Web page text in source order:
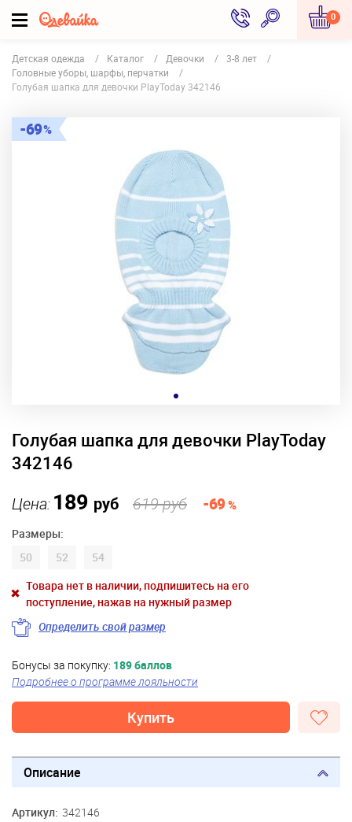
0
Детская одежда Каталог Девочки
3-8 лет
Головные уборы, шарфы, перчатки
Голубая шапка для девочки PlayToday 342146
69
Голубая шапка для девочки PlayToday
342146
Цена:189 руб 619 руб -69%
Размеры:
50
52
54
Товара нет в наличии, подпишитесь на его
поступление, нажав на нужный размер
Определить свой размер
Бонусы за покупку: 189 баллов
Подробнее о программе лояльности
Купить
Описание
Артикул: 342146